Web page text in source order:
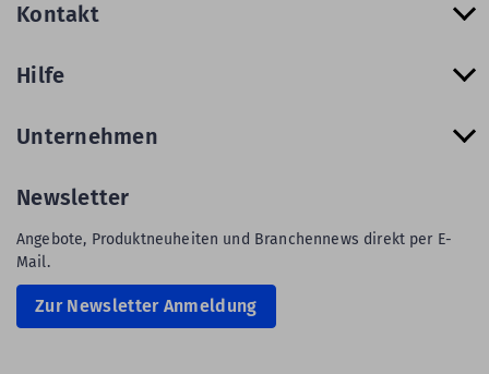
Kontakt
Hilfe
Unternehmen
Newsletter
Angebote, Produktneuheiten und Branchennews direkt per E-
Mail.
Zur Newsletter Anmeldung